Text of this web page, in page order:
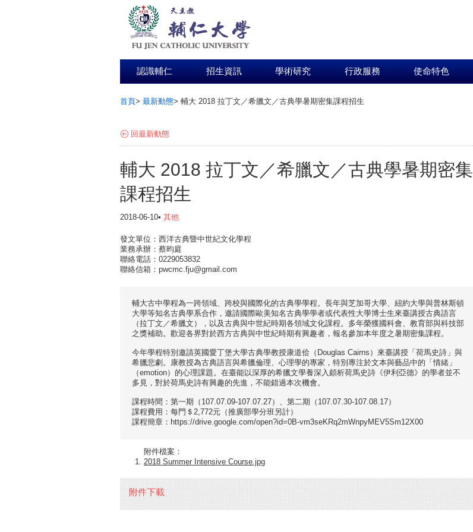
認識輔仁 招生資訊 學術研究 行政服務 使命特色
首頁> 最新動態> 輔大 2018 拉丁文／希臘文／古典學暑期密集課程招生
回最新動態
輔大 2018 拉丁文／希臘文／古典學暑期密集
課程招生
2018-06-10• 其他
發文單位：西洋古典暨中世紀文化學程
業務承辦：蔡昀庭
聯絡電話：0229053832
聯絡信箱：pwcmc.fju@gmail.com
輔大古中學程為一跨領域、跨校與國際化的古典學學程。長年與芝加哥大學、紐約大學與普林斯頓
大學等知名古典學系合作，邀請國際歐美知名古典學學者或代表性大學博士生來臺講授古典語言
（拉丁文／希臘文），以及古典與中世紀時期各領域文化課程。多年榮獲國科會、教育部與科技部
之獎補助。歡迎各界對於西方古典與中世紀時期有興趣者，報名參加本年度之暑期密集課程。
今年學程特別邀請英國愛丁堡大學古典學教授康道佮（Douglas Cairns）來臺講授「荷馬史詩」與
希臘悲劇。康教授為古典語言與希臘倫理、心理學的專家，特別專注於文本與藝品中的「情緒」
（emotion）的心理課題。在臺能以深厚的希臘文學養深入頗析荷馬史詩《伊利亞德》的學者並不
多見，對於荷馬史詩有興趣的先進，不能錯過本次機會。
課程時間：第一期（107.07.09-107.07.27）、第二期（107.07.30-107.08.17）
課程費用：每門＄2,772元（推廣部學分班另計）
課程簡章：https://drive.google.com/open?id=0B-vm3seKRq2mWnpyMEV5Sm12X00
附件檔案：
2018 Summer Intensive Course.jpg
附件下載